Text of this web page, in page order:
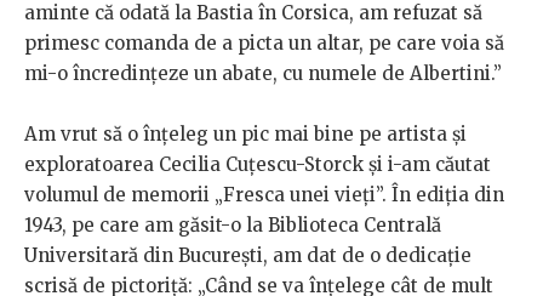
aminte că odată la Bastia în Corsica, am refuzat să
primesc comanda de a picta un altar, pe care voia să
mi-o încredințeze un abate, cu numele de Albertini.”
Am vrut să o înțeleg un pic mai bine pe artista și
exploratoarea Cecilia Cuțescu-Storck și i-am căutat
volumul de memorii „Fresca unei vieți”. În ediția din
1943, pe care am găsit-o la Biblioteca Centrală
Universitară din București, am dat de o dedicație
scrisă de pictoriță: „Când se va înțelege cât de mult